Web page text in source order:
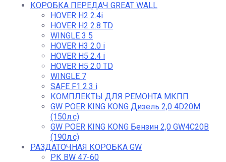
КОРОБКА ПЕРЕДАЧ GREAT WALL
HOVER H2 2.4i
HOVER H2 2.8 TD
WINGLE 3 5
HOVER H3 2.0 i
HOVER H5 2.4 i
HOVER H5 2.0 TD
WINGLE 7
SAFE F1 2.3 i
КОМПЛЕКТЫ ДЛЯ РЕМОНТА МКПП
GW POER KING KONG Дизель 2,0 4D20M
(150л.с)
GW POER KING KONG Бензин 2,0 GW4C20B
(190л.с)
РАЗДАТОЧНАЯ КОРОБКА GW
РК BW 47-60